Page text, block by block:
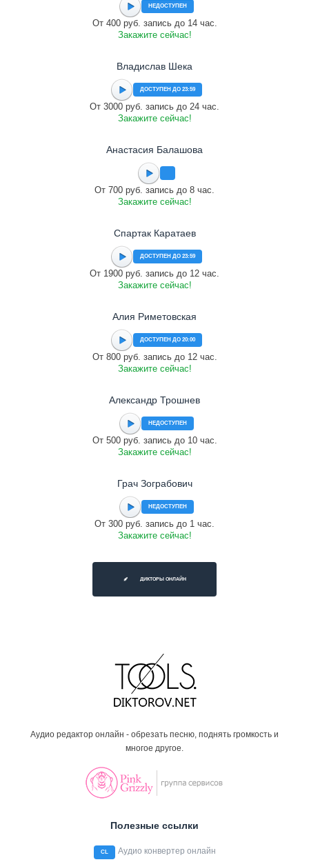
НЕДОСТУПЕН
От 400 руб. запись до 14 час.
Закажите сейчас!
Владислав Шека
ДОСТУПЕН ДО 23:59
От 3000 руб. запись до 24 час.
Закажите сейчас!
Анастасия Балашова
От 700 руб. запись до 8 час.
Закажите сейчас!
Спартак Каратаев
ДОСТУПЕН ДО 23:59
От 1900 руб. запись до 12 час.
Закажите сейчас!
Алия Риметовская
ДОСТУПЕН ДО 20:00
От 800 руб. запись до 12 час.
Закажите сейчас!
Александр Трошнев
НЕДОСТУПЕН
От 500 руб. запись до 10 час.
Закажите сейчас!
Грач Зограбович
НЕДОСТУПЕН
От 300 руб. запись до 1 час.
Закажите сейчас!
ДИКТОРЫ ОНЛАЙН
Аудио редактор онлайн - обрезать песню, поднять громкость и
многое другое.
Полезные ссылки
CL Аудио конвертер онлайн